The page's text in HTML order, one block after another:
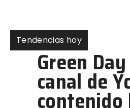
Tendencias hoy
Green Day
canal de
contenido